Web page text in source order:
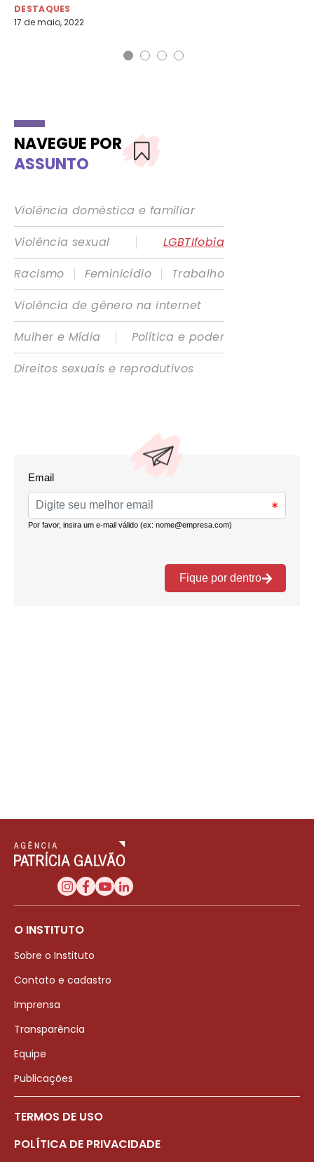
DESTAQUES
17 de maio, 2022
NAVEGUE POR
ASSUNTO
Violência doméstica e familiar
Violência sexual
|
LGBTIfobia
Racismo
| Feminicídio |
Trabalho
Violência de gênero na internet
Mulher e Mídia
|
Política e poder
Direitos sexuais e reprodutivos
O INSTITUTO
Sobre o Instituto
Contato e cadastro
Imprensa
Transparência
Equipe
Publicações
TERMOS DE USO
POLÍTICA DE PRIVACIDADE